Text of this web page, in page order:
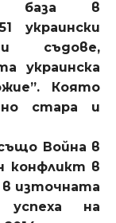
база в
украински
съдове,
украинска
Която
стара и
Война в
конфликт в
в източната
на